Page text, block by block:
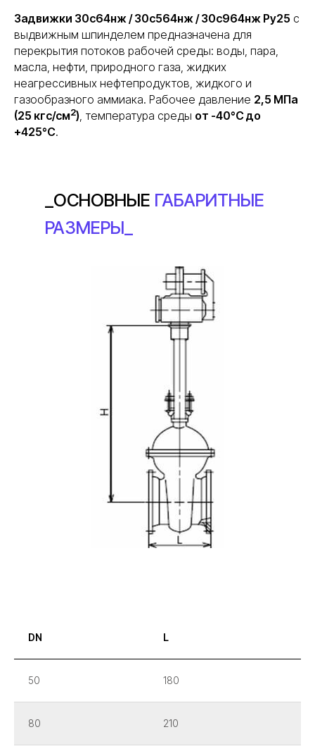
Задвижки 30с64нж / 30с564нж / 30с964нж Ру25 с
выдвижным шпинделем предназначена для
перекрытия потоков рабочей среды: воды, пара,
масла, нефти, природного газа, жидких
неагрессивных нефтепродуктов, жидкого и
газообразного аммиака. Рабочее давление 2,5 МПа
(25 кгс/см2), температура среды от -40°С до
+425°С.
_ОСНОВНЫЕ ГАБАРИТНЫЕ
РАЗМЕРЫ_
DN L
50 180
80 210